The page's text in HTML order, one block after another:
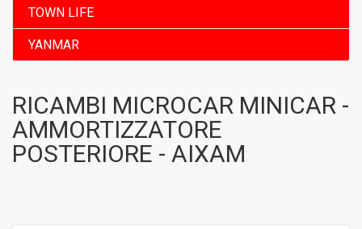
TOWN LIFE
YANMAR
RICAMBI MICROCAR MINICAR -
AMMORTIZZATORE
POSTERIORE - AIXAM